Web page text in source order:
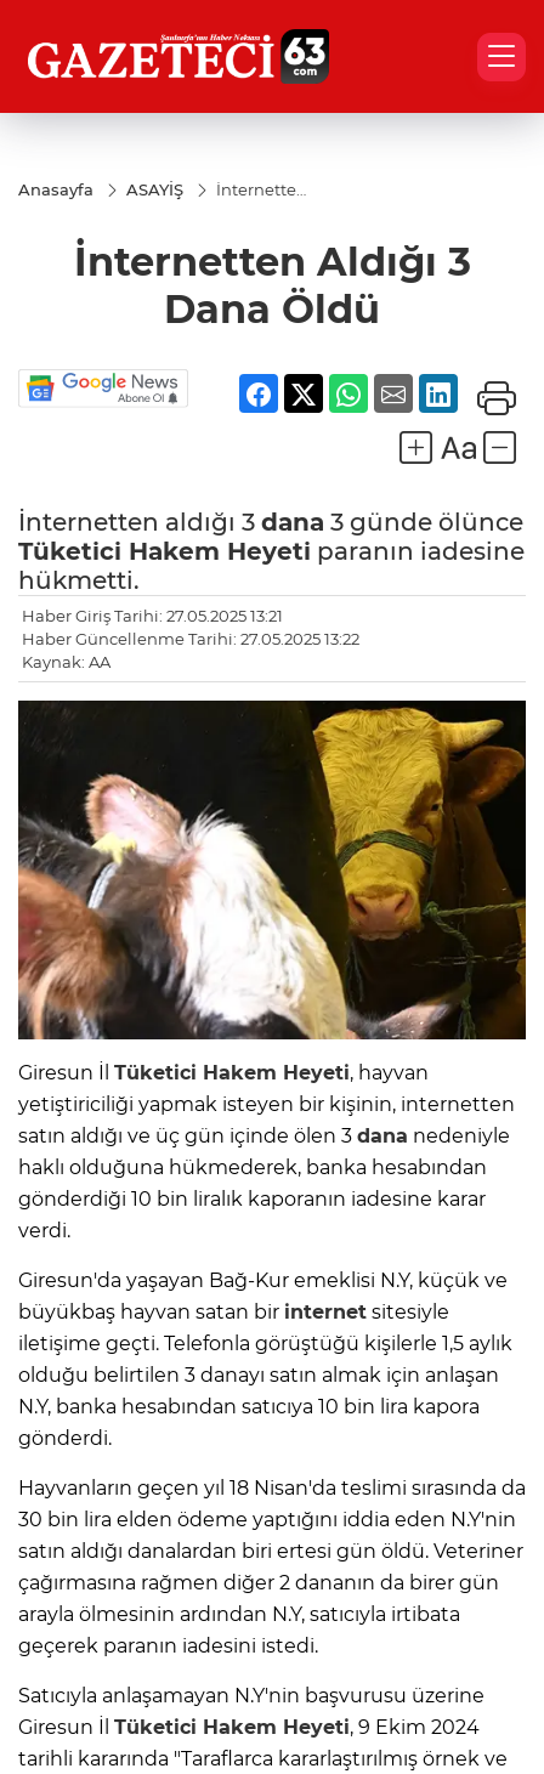
Anasayfa ASAYİŞ
İnternetten
İnternetten Aldığı 3
Dana Öldü
İnternetten aldığı 3 dana 3 günde ölünce
Tüketici Hakem Heyeti paranın iadesine
hükmetti.
Haber Giriş Tarihi: 27.05.2025 13:21
Haber Güncellenme Tarihi: 27.05.2025 13:22
Kaynak: AA
Giresun İl Tüketici Hakem Heyeti, hayvan
yetiştiriciliği yapmak isteyen bir kişinin, internetten
satın aldığı ve üç gün içinde ölen 3 dana nedeniyle
haklı olduğuna hükmederek, banka hesabından
gönderdiği 10 bin liralık kaporanın iadesine karar
verdi.
Giresun'da yaşayan Bağ-Kur emeklisi N.Y, küçük ve
büyükbaş hayvan satan bir internet sitesiyle
iletişime geçti. Telefonla görüştüğü kişilerle 1,5 aylık
olduğu belirtilen 3 danayı satın almak için anlaşan
N.Y, banka hesabından satıcıya 10 bin lira kapora
gönderdi.
Hayvanların geçen yıl 18 Nisan'da teslimi sırasında da
30 bin lira elden ödeme yaptığını iddia eden N.Y'nin
satın aldığı danalardan biri ertesi gün öldü. Veteriner
çağırmasına rağmen diğer 2 dananın da birer gün
arayla ölmesinin ardından N.Y, satıcıyla irtibata
geçerek paranın iadesini istedi.
Satıcıyla anlaşamayan N.Y'nin başvurusu üzerine
Giresun İl Tüketici Hakem Heyeti, 9 Ekim 2024
tarihli kararında "Taraflarca kararlaştırılmış örnek ve